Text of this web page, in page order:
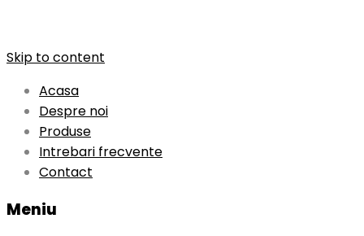
Skip to content
Acasa
Despre noi
Produse
Intrebari frecvente
Contact
Meniu